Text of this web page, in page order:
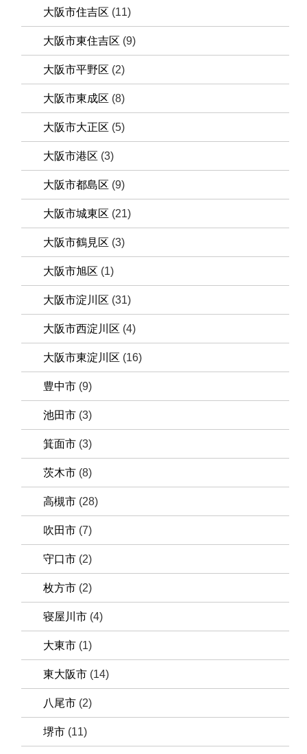
大阪市住吉区 (11)
大阪市東住吉区 (9)
大阪市平野区 (2)
大阪市東成区 (8)
大阪市大正区 (5)
大阪市港区 (3)
大阪市都島区 (9)
大阪市城東区 (21)
大阪市鶴見区 (3)
大阪市旭区 (1)
大阪市淀川区 (31)
大阪市西淀川区 (4)
大阪市東淀川区 (16)
豊中市 (9)
池田市 (3)
箕面市 (3)
茨木市 (8)
高槻市 (28)
吹田市 (7)
守口市 (2)
枚方市 (2)
寝屋川市 (4)
大東市 (1)
東大阪市 (14)
八尾市 (2)
堺市 (11)